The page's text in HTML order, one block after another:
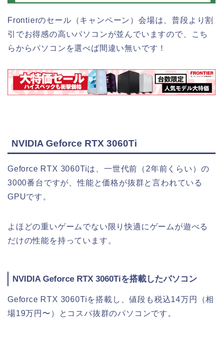
Frontierのセール（キャンペーン）会場は、普段より割
引でお得感の高いパソコンが並んでいますので、こち
らからパソコンを選べば間違い無いです！
NVIDIA Geforce RTX 3060Ti
Geforce RTX 3060Tiは、一世代前（2年前くらい）の
3000番台ですが、性能と価格が抜群と言われている
GPUです。
よほどの重いゲームでない限り快適にゲームが遊べる
だけの性能を持っています。
NVIDIA Geforce RTX 3060Tiを搭載したパソコン
Geforce RTX 3060Tiを搭載し、値段も税込14万円（相
場19万円〜）とコスパ抜群のパソコンです。